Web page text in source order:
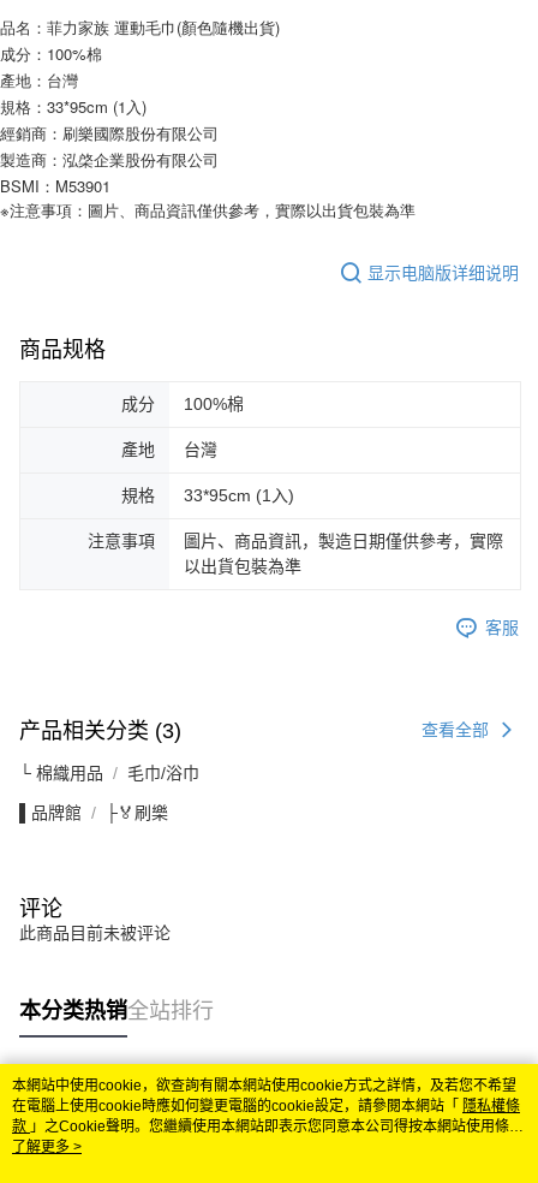
AFTEE。
若您對於個人資料之處理、利用有任何疑問，或欲行使相關法律權利，請聯
要之購買訂單資訊提供予 AFTEE ，或讓 AFTEE 蒐集處理利用您的個人資
料，請勿選用本服務。
品名：菲力家族 運動毛巾(顏色隨機出貨)
成分：100%棉
產地：台灣
規格：33*95cm (1入)
經銷商：刷樂國際股份有限公司
製造商：泓棨企業股份有限公司
BSMI：M53901
※注意事項：圖片、商品資訊僅供參考，實際以出貨包裝為準
显示电脑版详细说明
商品规格
成分 100%棉
產地 台灣
規格 33*95cm (1入)
注意事項
圖片、商品資訊，製造日期僅供參考，實際
以出貨包裝為準
客服
产品相关分类 (3) 查看全部
└ 棉織用品 毛巾/浴巾
▌品牌館 ├🏅刷樂
评论
此商品目前未被评论
本分类热销全站排行
热门标签
本網站中使用cookie，欲查詢有關本網站使用cookie方式之詳情，及若您不希望
在電腦上使用cookie時應如何變更電腦的cookie設定，請參閱本網站「 隱私權條
款 」之Cookie聲明。您繼續使用本網站即表示您同意本公司得按本網站使用條款
之Cookie聲明使用cookie。
了解更多 >